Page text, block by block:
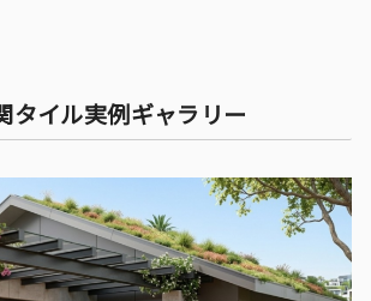
タイル実例ギャラリー